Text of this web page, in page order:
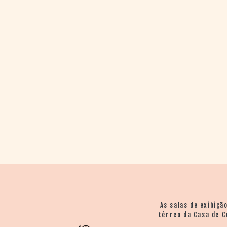
As salas de
térreo da Casa de